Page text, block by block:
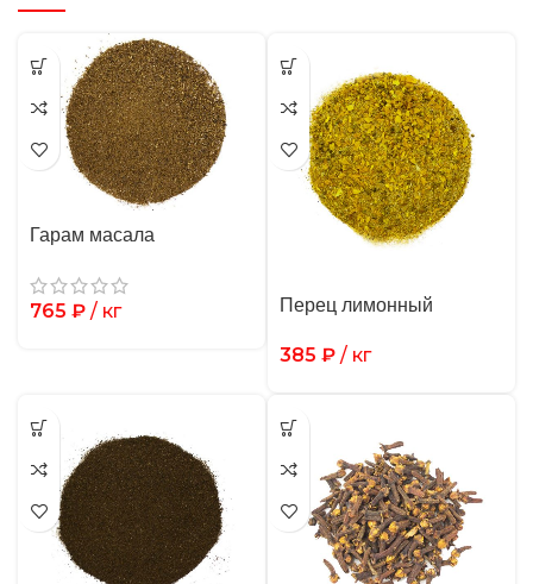
Гарам масала
765 ₽ / кг Перец лимонный
385 ₽ / кг